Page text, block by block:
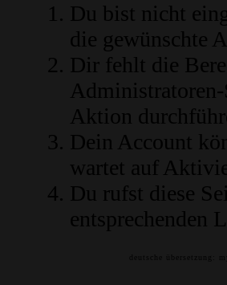
Du bist nicht
die gewünschte
Dir fehlt die
Aktion
Dein Account
wartet auf
Du rufst diese
entsprechenden